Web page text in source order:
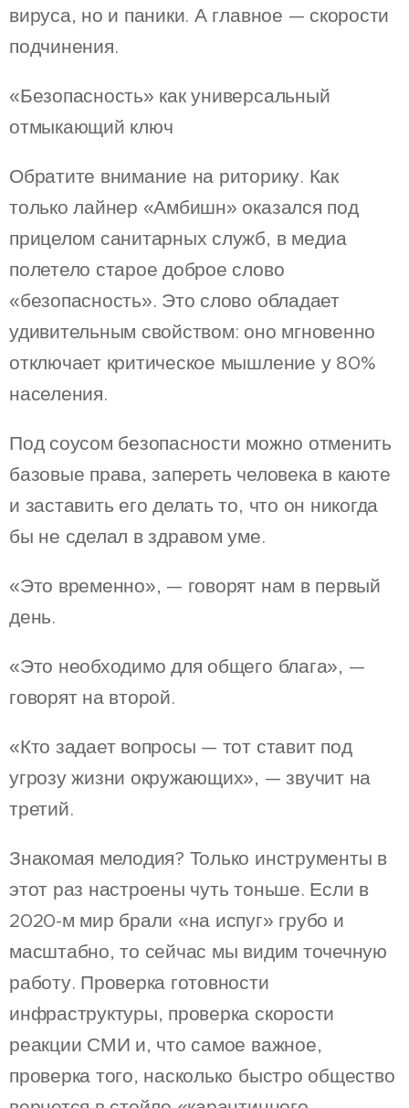
вируса, но и паники. А главное — скорости
подчинения.
«Безопасность» как универсальный
отмыкающий ключ
Обратите внимание на риторику. Как
только лайнер «Амбишн» оказался под
прицелом санитарных служб, в медиа
полетело старое доброе слово
«безопасность». Это слово обладает
удивительным свойством: оно мгновенно
отключает критическое мышление у 80%
населения.
Под соусом безопасности можно отменить
базовые права, запереть человека в каюте
и заставить его делать то, что он никогда
бы не сделал в здравом уме.
«Это временно», — говорят нам в первый
день.
«Это необходимо для общего блага», —
говорят на второй.
«Кто задает вопросы — тот ставит под
угрозу жизни окружающих», — звучит на
третий.
Знакомая мелодия? Только инструменты в
этот раз настроены чуть тоньше. Если в
2020-м мир брали «на испуг» грубо и
масштабно, то сейчас мы видим точечную
работу. Проверка готовности
инфраструктуры, проверка скорости
реакции СМИ и, что самое важное,
проверка того, насколько быстро общество